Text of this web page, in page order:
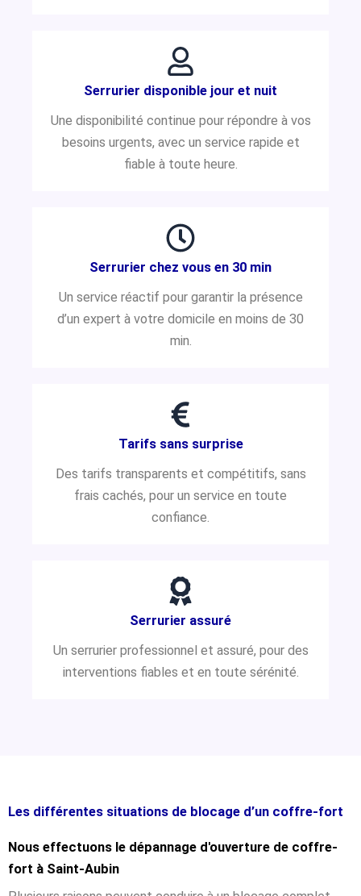
Serrurier disponible jour et nuit
Une disponibilité continue pour répondre à vos
besoins urgents, avec un service rapide et
fiable à toute heure.
Serrurier chez vous en 30 min
Un service réactif pour garantir la présence
d’un expert à votre domicile en moins de 30
min.
Tarifs sans surprise
Des tarifs transparents et compétitifs, sans
frais cachés, pour un service en toute
confiance.
Serrurier assuré
Un serrurier professionnel et assuré, pour des
interventions fiables et en toute sérénité.
Les différentes situations de blocage d’un coffre-fort
Nous effectuons le dépannage d'ouverture de coffre-
fort à Saint-Aubin